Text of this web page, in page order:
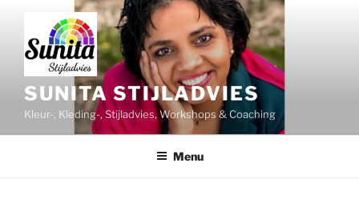
SUNITA STIJLADVIES
Kleur-, Kleding-, Stijladvies, Workshops & Coaching
Menu